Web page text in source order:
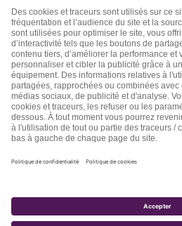
Cancérologie, est, depuis des
de la prévention et de
environnemental des maladies liées
Désireux de découvrir d'autres
mesurer les effets, il n'hésite pas à
connaissances comme la médecine
la phytothérapie et quelques
nous fait partager son expérience,
espoirs et parfois ses doutes.